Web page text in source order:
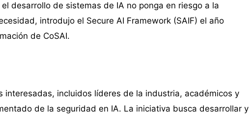
desarrollo de sistemas de IA no ponga en riesgo a la
introdujo el Secure AI Framework (SAIF) el año
de CoSAI.
interesadas, incluidos líderes de la industria, académicos y
de la seguridad en IA. La iniciativa busca desarrollar y